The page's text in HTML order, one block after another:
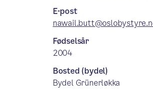
E-post
Fødselsår
2004
Bosted (bydel)
Bydel Grünerløkka